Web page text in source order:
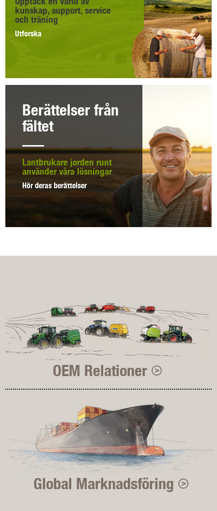
kunskap, support, service
och träning
Utforska
Berättelser från
fältet
Lantbrukare jorden runt
använder våra lösningar
Hör deras berättelser
OEM Relationer
Global Marknadsföring